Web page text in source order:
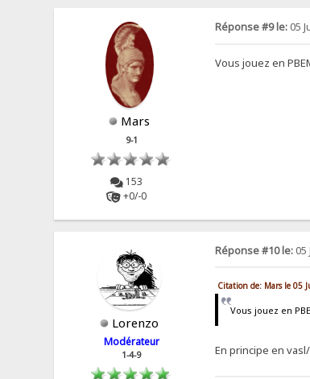
Mars
9-1
153
+0/-0
Réponse #9 le:05
Vous jouez en
Lorenzo
Modérateur
1-4-9
Réponse #10 le:05
Citation de: Mars le 05
Vous jouez en
En principe en